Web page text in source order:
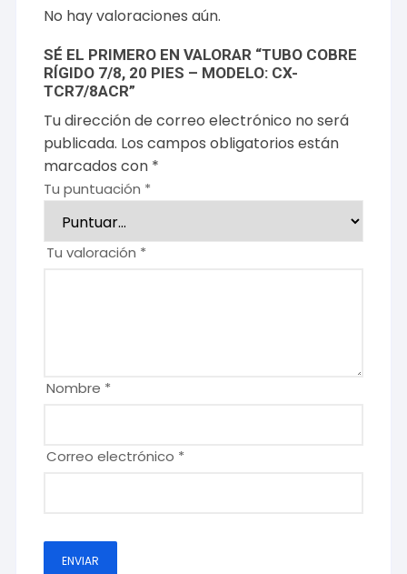
No hay valoraciones aún.
SÉ EL PRIMERO EN VALORAR “TUBO COBRE
RÍGIDO 7/8, 20 PIES – MODELO: CX-
TCR7/8ACR”
Tu dirección de correo electrónico no será
publicada. Los campos obligatorios están
marcados con *
Tu puntuación *
Tu valoración *
Nombre *
Correo electrónico *